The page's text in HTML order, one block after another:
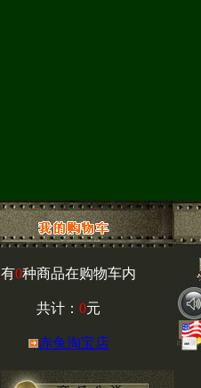
有0种商品在购物车内
共计： 0元
赤兔淘宝店